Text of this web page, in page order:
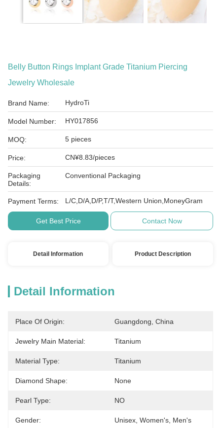
Belly Button Rings Implant Grade Titanium Piercing
Jewelry Wholesale
Brand Name: HydroTi
Model Number: HY017856
MOQ: 5 pieces
Price: CN¥8.83/pieces
Packaging
Details:
Conventional Packaging
Payment Terms: L/C,D/A,D/P,T/T,Western Union,MoneyGram
Get Best Price Contact Now
Detail Information Product Description
Detail Information
Place Of Origin: Guangdong, China
Jewelry Main Material: Titanium
Material Type: Titanium
Diamond Shape: None
Pearl Type: NO
Gender: Unisex, Women's, Men's